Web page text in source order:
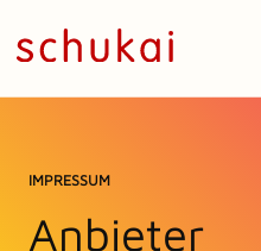
IMPRESSUM
Anbieter